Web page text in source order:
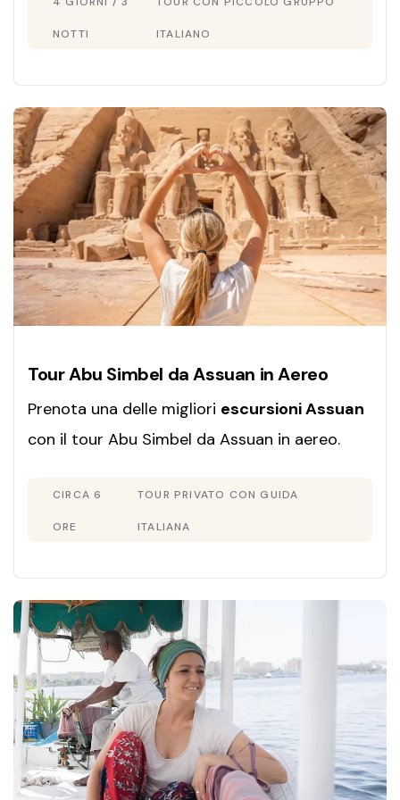
inclusi. Richiedi ora la tua offerta speciale
2026!NOTTI ITALIANO
Tour Abu Simbel da Assuan in Aereo
Prenota una delle migliori escursioni Assuan
con il tour Abu Simbel da Assuan in aereo.
magnifici templi di Ramses II ti aspettano.
CIRCA 6
ORE
TOUR PRIVATO CON GUIDA
ITALIANA